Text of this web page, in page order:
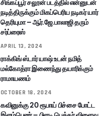
சிங்கப்பூர் சலூன் படத்தில் என்னுடன்
நடித்திருக்கும் மிகப்பெரிய நடிகர் யார்
தெரியுமா – ஆர்.ஜே.பாலாஜி தரும்
சர்ப்ரைஸ்
APRIL 13, 2024
ராக்கிங் ஸ்டார் யாஷ் உடன் நமித்
மல்கோத்ரா இணைந்து தயாரிக்கும்
ராமாயணம்
OCTOBER 18, 2024
கவினுக்கு 20 ரூபாய் பிச்சை போட்ட